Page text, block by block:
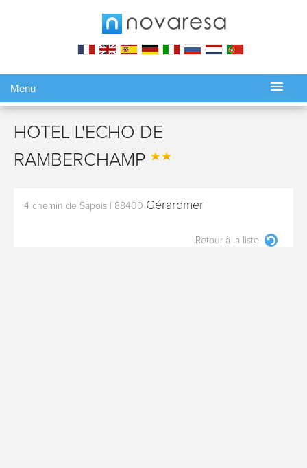
Menu
HOTEL L'ECHO DE
RAMBERCHAMP
4 chemin de Sapois 88400 Gérardmer
Retour à la liste